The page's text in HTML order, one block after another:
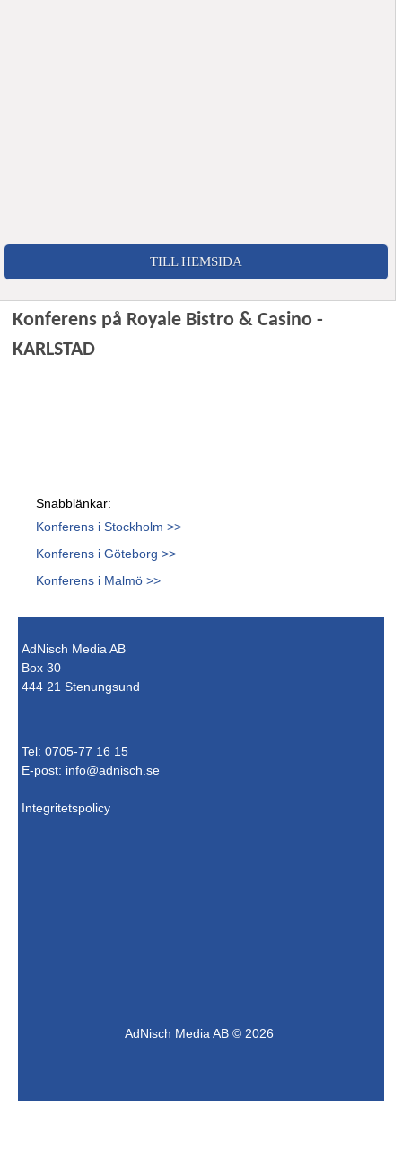
TILL HEMSIDA
Konferens på Royale Bistro & Casino -
KARLSTAD
Snabblänkar:
Konferens i Stockholm >>
Konferens i Göteborg >>
Konferens i Malmö >>
AdNisch Media AB
Box 30
444 21 Stenungsund
Tel: 0705-77 16 15
E-post: info@adnisch.se
Integritetspolicy
AdNisch Media AB © 2026